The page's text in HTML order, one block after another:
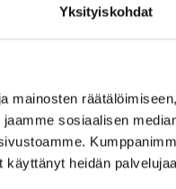
Yksityiskohdat
mainosten
sosiaalisen
käyttänyt heidän
perunan varasto- ja
ammattilaiset sekä
- Peruna-alalla on
yhteistyöhön, joka luo
tarjoavat